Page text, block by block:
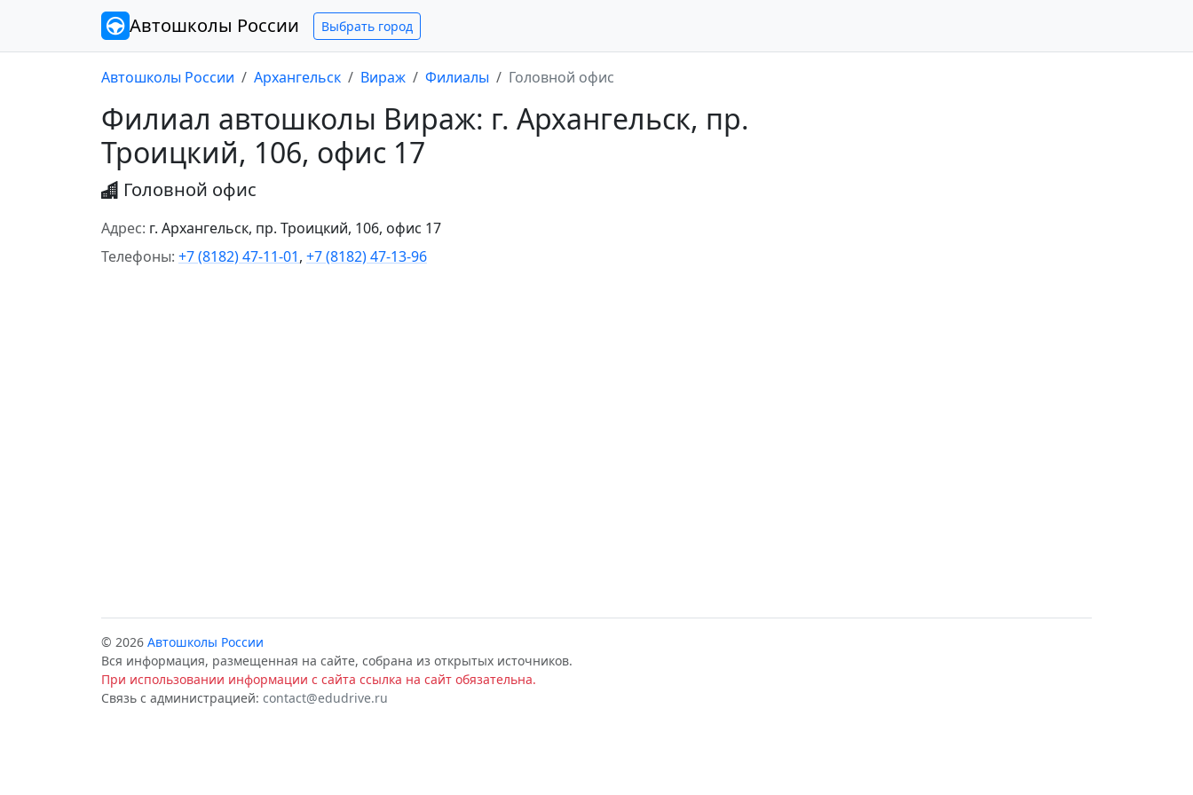
Автошколы России Выбрать город
Автошколы России Архангельск Вираж Филиалы Головной офис
Филиал автошколы Вираж: г. Архангельск, пр.
Троицкий, 106, офис 17
Головной офис
Адрес: г. Архангельск, пр. Троицкий, 106, офис 17
Телефоны: +7 (8182) 47-11-01, +7 (8182) 47-13-96
© 2026 Автошколы России
Вся информация, размещенная на сайте, собрана из открытых источников.
При использовании информации с сайта ссылка на сайт обязательна.
Связь с администрацией: contact@edudrive.ru